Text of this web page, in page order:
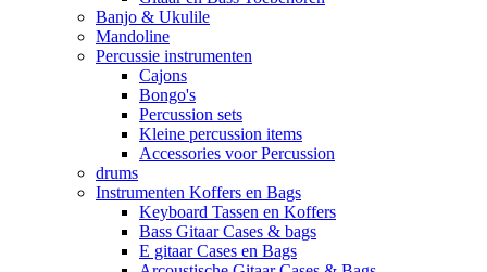
Banjo & Ukulile
Mandoline
Percussie instrumenten
Cajons
Bongo's
Percussion sets
Kleine percussion items
Accessories voor Percussion
drums
Instrumenten Koffers en Bags
Keyboard Tassen en Koffers
Bass Gitaar Cases & bags
E gitaar Cases en Bags